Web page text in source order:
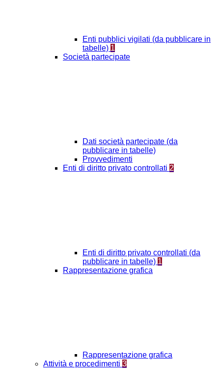
Enti pubblici vigilati (da pubblicare in
tabelle) 1
Società partecipate
Dati società partecipate (da
pubblicare in tabelle)
Provvedimenti
Enti di diritto privato controllati 2
Enti di diritto privato controllati (da
pubblicare in tabelle) 1
Rappresentazione grafica
Rappresentazione grafica
Attività e procedimenti 3